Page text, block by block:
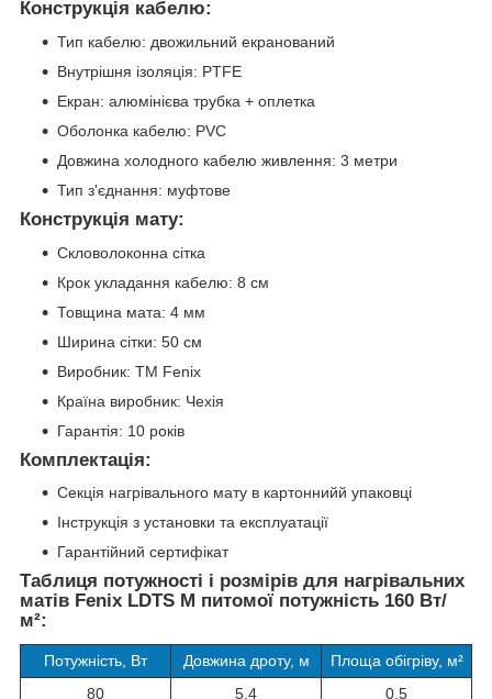
Конструкція кабелю:
Тип кабелю: двожильний екранований
Внутрішня ізоляція: PTFE
Екран: алюмінієва трубка + оплетка
Оболонка кабелю: PVC
Довжина холодного кабелю живлення: 3 метри
Тип з'єднання: муфтове
Конструкція мату:
Скловолоконна сітка
Крок укладання кабелю: 8 см
Товщина мата: 4 мм
Ширина сітки: 50 см
Виробник: ТМ Fenix
Країна виробник: Чехія
Гарантія: 10 років
Комплектація:
Секція нагрівального мату в картоннийй упаковці
Інструкція з установки та експлуатації
Гарантійний сертифікат
Таблиця потужності і розмірів для нагрівальних
матів Fenix LDTS M питомої потужність 160 Вт/
м²:
Потужність, Вт Довжина дроту, м
Площа обігріву, м²
80
5,4
0,5